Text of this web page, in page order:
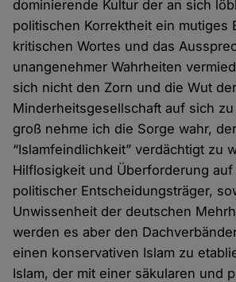
dominierende Kultur der an sich
politischen Korrektheit ein mutiges
kritischen Wortes und das
unangenehmer Wahrheiten
sich nicht den Zorn und die Wut
Minderheitsgesellschaft auf sich
groß nehme ich die Sorge wahr, der
“Islamfeindlichkeit” verdächtigt zu
Hilflosigkeit und Überforderung auf
politischer Entscheidungsträger,
Unwissenheit der deutschen
werden es aber den
einen konservativen Islam zu
Islam, der mit einer säkularen und